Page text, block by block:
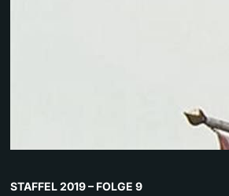
STAFFEL 2019 – FOLGE 9